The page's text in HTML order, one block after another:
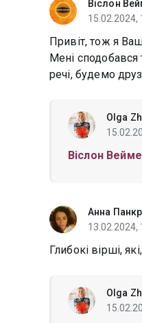
Віслон
15.02.2024,
Привіт, тож я
Мені сподобався
речі, будемо
Olga
Віслон
Анна
13.02.2024,
Глибокі вірші,
Olga